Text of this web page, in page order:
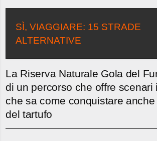
SÌ, VIAGGIARE: 15 STRADE
ALTERNATIVE
La Riserva Naturale Gola del
di un percorso che offre scenari
che sa come conquistare
del tartufo